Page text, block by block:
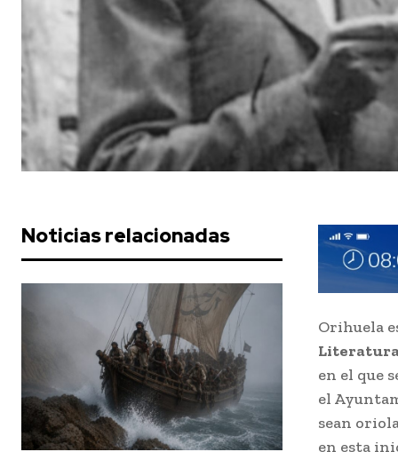
Noticias relacionadas
Orihuela
Literatura
en el que
el
sean
en esta